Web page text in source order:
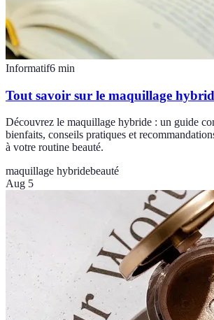
Informatif6 min
Tout savoir sur le maquillage
Découvrez le maquillage hybride : un guide
bienfaits, conseils pratiques et
à votre routine beauté.
maquillage hybridebeauté
Aug 5